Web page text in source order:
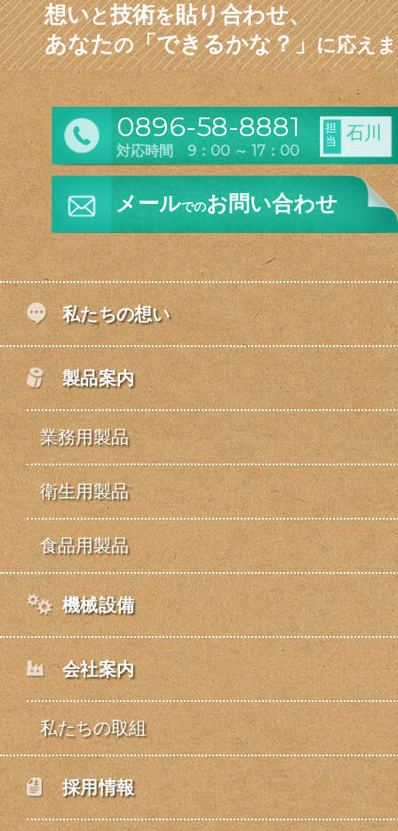
想いと技術を貼り合わせ、
あなたの「できるかな？」に応え
0896-58-8881
対応時間 9：00 ～ 17：00
担
当
石川
メールでのお問い合わせ
私たちの想い
製品案内
業務用製品
衛生用製品
食品用製品
機械設備
会社案内
私たちの取組
採用情報